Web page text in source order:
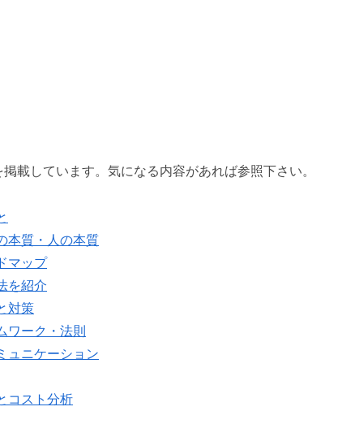
載しています。気になる内容があれば参照下さい。
本質・人の本質
マップ
を紹介
対策
ーク・法則
ュニケーション
スト分析